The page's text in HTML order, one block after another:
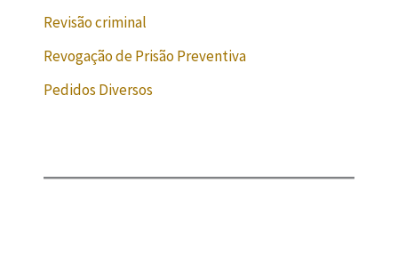
Revisão criminal
Revogação de Prisão Preventiva
Pedidos Diversos